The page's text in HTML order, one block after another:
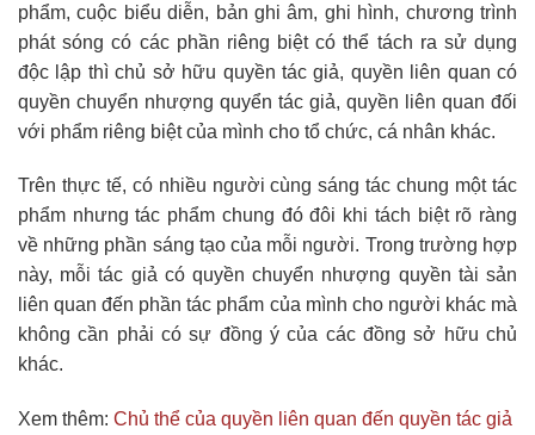
phẩm, cuộc biểu diễn, bản ghi âm, ghi hình, chương trình
phát sóng có các phần riêng biệt có thể tách ra sử dụng
độc lập thì chủ sở hữu quyền tác giả, quyền liên quan có
quyền chuyển nhượng quyển tác giả, quyền liên quan đối
với phẩm riêng biệt của mình cho tổ chức, cá nhân khác.
Trên thực tế, có nhiều người cùng sáng tác chung một tác
phẩm nhưng tác phẩm chung đó đôi khi tách biệt rõ ràng
về những phần sáng tạo của mỗi người. Trong trường hợp
này, mỗi tác giả có quyền chuyển nhượng quyền tài sản
liên quan đến phần tác phẩm của mình cho người khác mà
không cần phải có sự đồng ý của các đồng sở hữu chủ
khác.
Xem thêm: Chủ thể của quyền liên quan đến quyền tác giả